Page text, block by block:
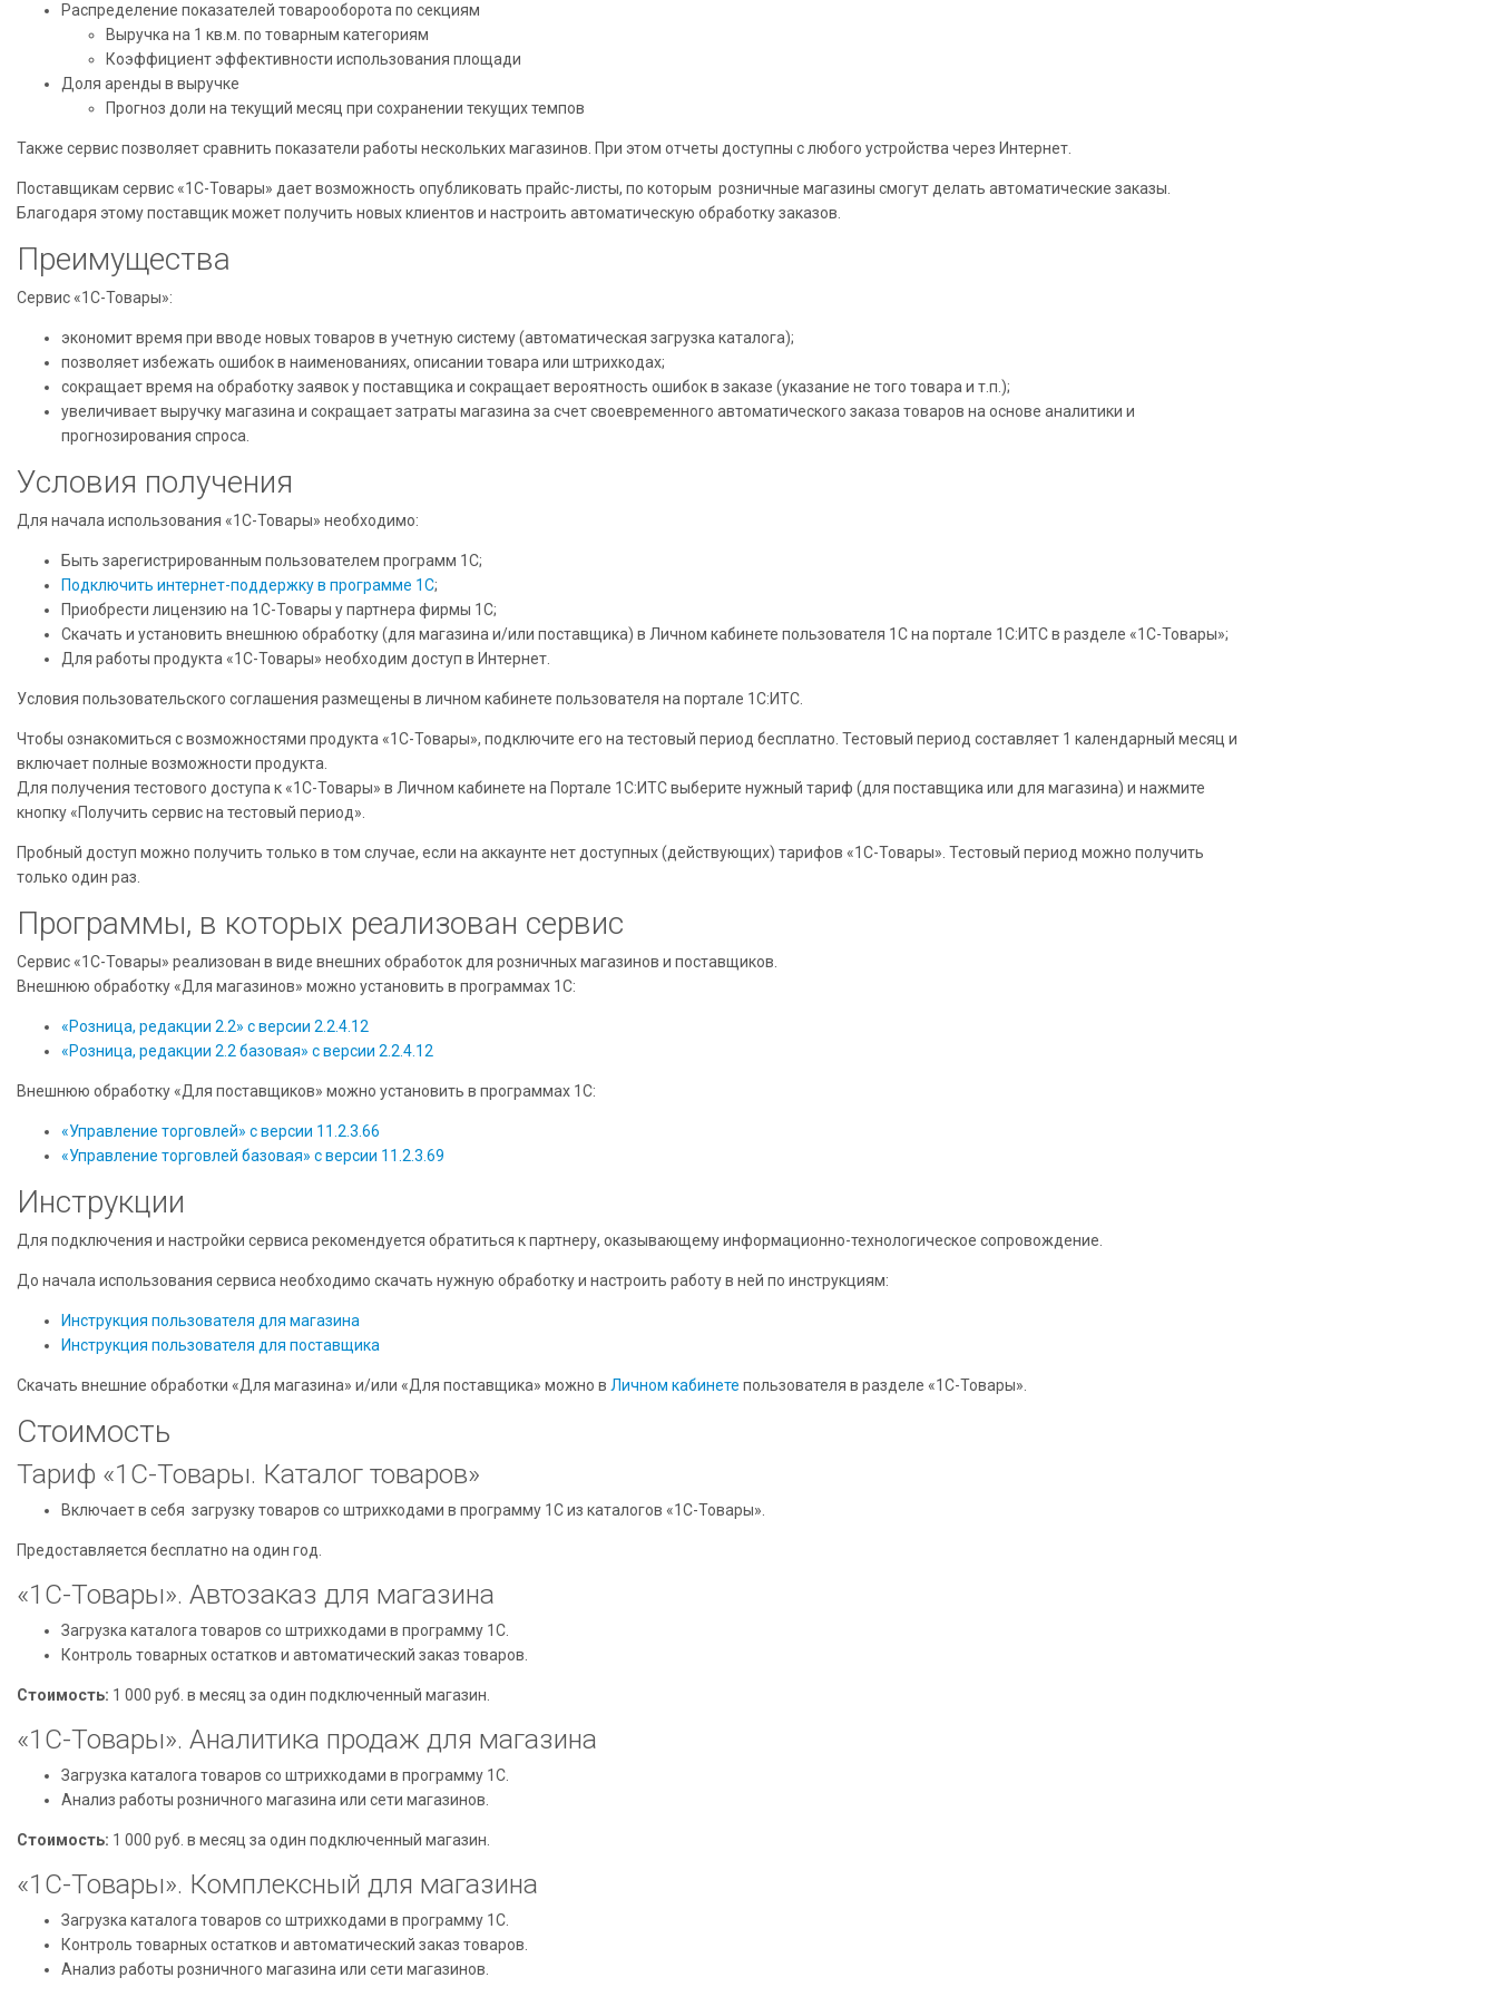
Распределение показателей товарооборота по секциям
Выручка на 1 кв.м. по товарным категориям
Коэффициент эффективности использования площади
Доля аренды в выручке
Прогноз доли на текущий месяц при сохранении текущих темпов
Также сервис позволяет сравнить показатели работы нескольких магазинов. При этом отчеты доступны с любого устройства через Интернет.
Поставщикам сервис «1С-Товары» дает возможность опубликовать прайс-листы, по которым розничные магазины смогут делать автоматические заказы.
Благодаря этому поставщик может получить новых клиентов и настроить автоматическую обработку заказов.
Преимущества
Сервис «1С-Товары»:
экономит время при вводе новых товаров в учетную систему (автоматическая загрузка каталога);
позволяет избежать ошибок в наименованиях, описании товара или штрихкодах;
сокращает время на обработку заявок у поставщика и сокращает вероятность ошибок в заказе (указание не того товара и т.п.);
увеличивает выручку магазина и сокращает затраты магазина за счет своевременного автоматического заказа товаров на основе аналитики и
прогнозирования спроса.
Условия получения
Для начала использования «1С-Товары» необходимо:
Быть зарегистрированным пользователем программ 1С;
Подключить интернет-поддержку в программе 1С;
Приобрести лицензию на 1С-Товары у партнера фирмы 1С;
Скачать и установить внешнюю обработку (для магазина и/или поставщика) в Личном кабинете пользователя 1С на портале 1С:ИТС в разделе «1С-Товары»;
Для работы продукта «1С-Товары» необходим доступ в Интернет.
Условия пользовательского соглашения размещены в личном кабинете пользователя на портале 1С:ИТС.
Чтобы ознакомиться с возможностями продукта «1С-Товары», подключите его на тестовый период бесплатно. Тестовый период составляет 1 календарный месяц и
включает полные возможности продукта.
Для получения тестового доступа к «1С-Товары» в Личном кабинете на Портале 1С:ИТС выберите нужный тариф (для поставщика или для магазина) и нажмите
кнопку «Получить сервис на тестовый период».
Пробный доступ можно получить только в том случае, если на аккаунте нет доступных (действующих) тарифов «1С-Товары». Тестовый период можно получить
только один раз.
Программы, в которых реализован сервис
Сервис «1С-Товары» реализован в виде внешних обработок для розничных магазинов и поставщиков.
Внешнюю обработку «Для магазинов» можно установить в программах 1С:
«Розница, редакции 2.2» с версии 2.2.4.12
«Розница, редакции 2.2 базовая» с версии 2.2.4.12
Внешнюю обработку «Для поставщиков» можно установить в программах 1С:
«Управление торговлей» с версии 11.2.3.66
«Управление торговлей базовая» с версии 11.2.3.69
Инструкции
Для подключения и настройки сервиса рекомендуется обратиться к партнеру, оказывающему информационно-технологическое сопровождение.
До начала использования сервиса необходимо скачать нужную обработку и настроить работу в ней по инструкциям:
Инструкция пользователя для магазина
Инструкция пользователя для поставщика
Скачать внешние обработки «Для магазина» и/или «Для поставщика» можно в Личном кабинете пользователя в разделе «1С-Товары».
Стоимость
Тариф «1С-Товары. Каталог товаров»
Включает в себя загрузку товаров со штрихкодами в программу 1С из каталогов «1С-Товары».
Предоставляется бесплатно на один год.
«1С-Товары». Автозаказ для магазина
Загрузка каталога товаров со штрихкодами в программу 1С.
Контроль товарных остатков и автоматический заказ товаров.
Стоимость: 1 000 руб. в месяц за один подключенный магазин.
«1С-Товары». Аналитика продаж для магазина
Загрузка каталога товаров со штрихкодами в программу 1С.
Анализ работы розничного магазина или сети магазинов.
Стоимость: 1 000 руб. в месяц за один подключенный магазин.
«1С-Товары». Комплексный для магазина
Загрузка каталога товаров со штрихкодами в программу 1С.
Контроль товарных остатков и автоматический заказ товаров.
Анализ работы розничного магазина или сети магазинов.